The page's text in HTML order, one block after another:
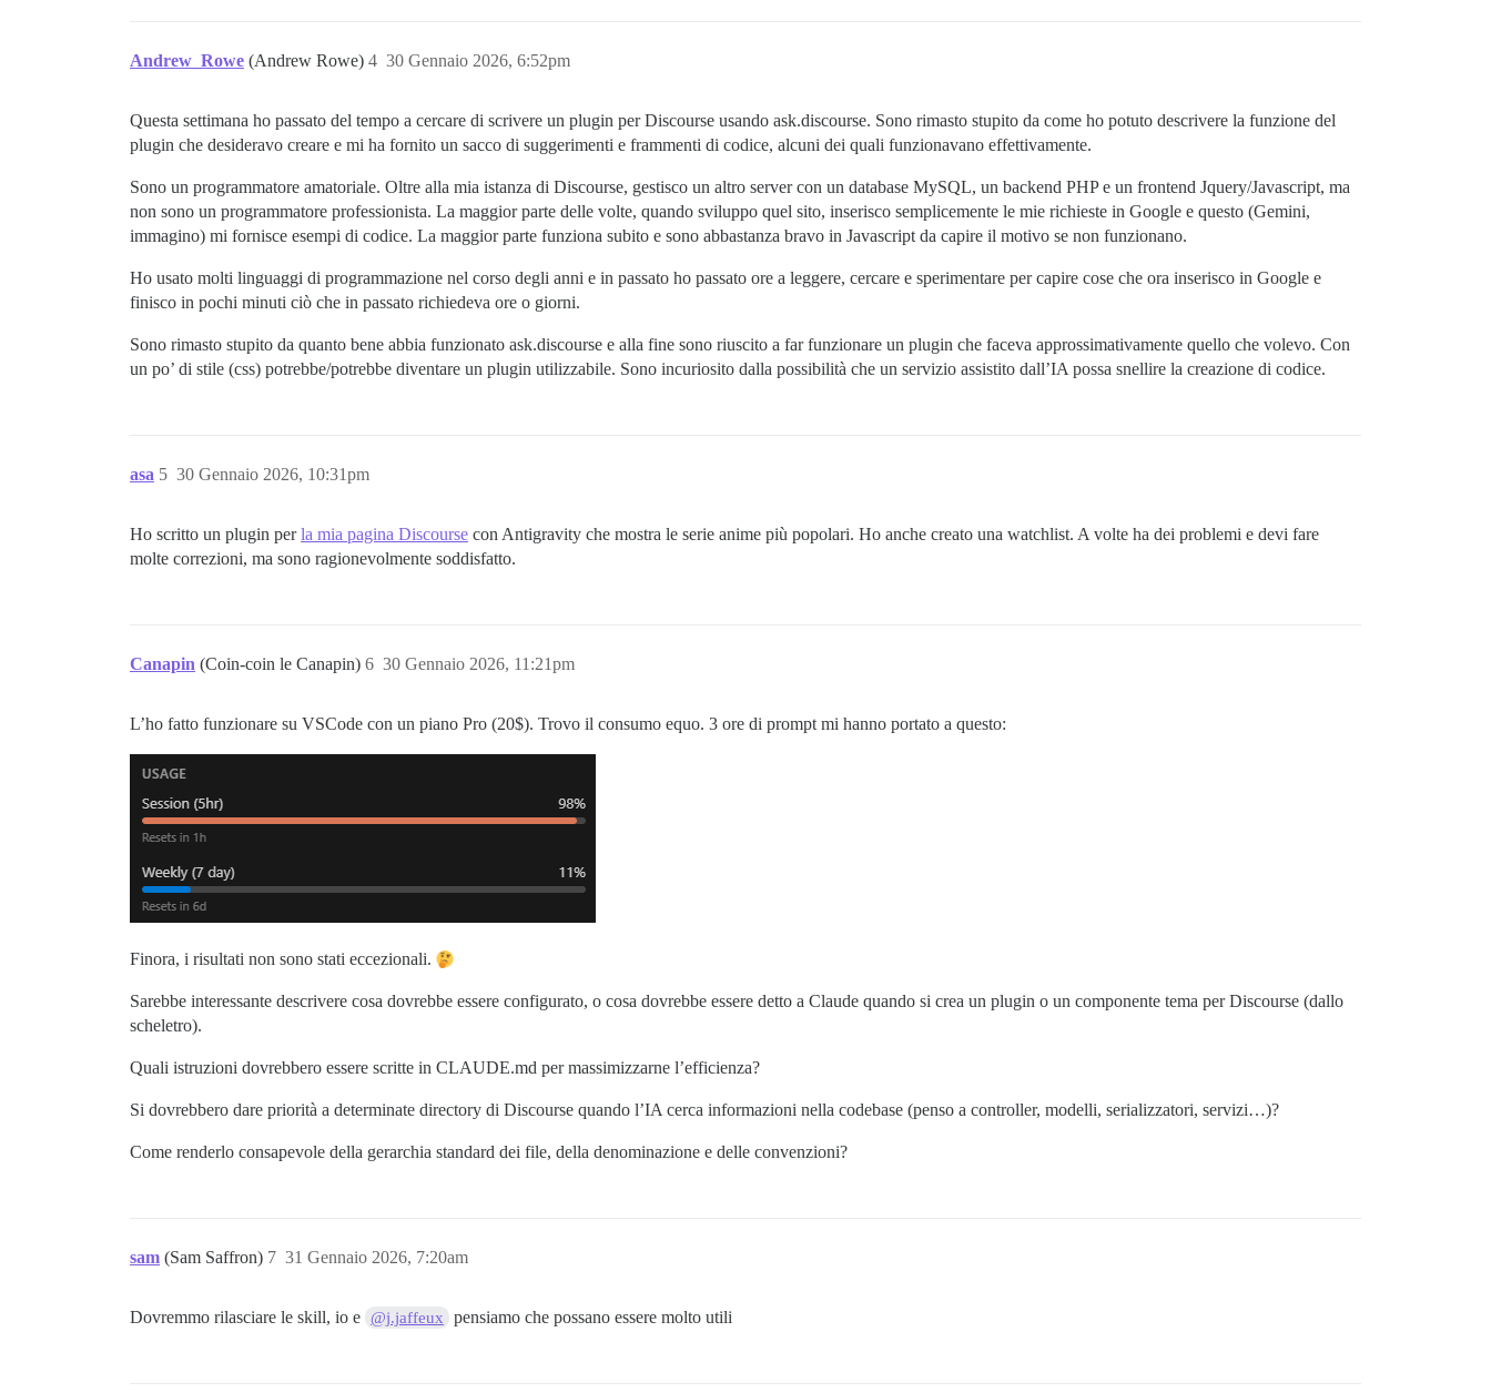
Andrew_Rowe (Andrew Rowe) 30 Gennaio 2026, 6:52pm
4
Questa settimana ho passato del tempo a cercare di scrivere un plugin per Discourse usando ask.discourse. Sono rimasto stupito da come ho potuto descrivere la funzione del
plugin che desideravo creare e mi ha fornito un sacco di suggerimenti e frammenti di codice, alcuni dei quali funzionavano effettivamente.
Sono un programmatore amatoriale. Oltre alla mia istanza di Discourse, gestisco un altro server con un database MySQL, un backend PHP e un frontend Jquery/Javascript, ma
non sono un programmatore professionista. La maggior parte delle volte, quando sviluppo quel sito, inserisco semplicemente le mie richieste in Google e questo (Gemini,
immagino) mi fornisce esempi di codice. La maggior parte funziona subito e sono abbastanza bravo in Javascript da capire il motivo se non funzionano.
Ho usato molti linguaggi di programmazione nel corso degli anni e in passato ho passato ore a leggere, cercare e sperimentare per capire cose che ora inserisco in Google e
finisco in pochi minuti ciò che in passato richiedeva ore o giorni.
Sono rimasto stupito da quanto bene abbia funzionato ask.discourse e alla fine sono riuscito a far funzionare un plugin che faceva approssimativamente quello che volevo. Con
un po’ di stile (css) potrebbe/potrebbe diventare un plugin utilizzabile. Sono incuriosito dalla possibilità che un servizio assistito dall’IA possa snellire la creazione di codice.
asa 30 Gennaio 2026, 10:31pm
5
Ho scritto un plugin perla mia pagina Discourse con Antigravity che mostra le serie anime più popolari. Ho anche creato una watchlist. A volte ha dei problemi e devi fare
molte correzioni, ma sono ragionevolmente soddisfatto.
Canapin (Coin-coin le Canapin) 30 Gennaio 2026, 11:21pm
6
L’ho fatto funzionare su VSCode con un piano Pro (20$). Trovo il consumo equo. 3 ore di prompt mi hanno portato a questo:
Finora, i risultati non sono stati eccezionali.
Sarebbe interessante descrivere cosa dovrebbe essere configurato, o cosa dovrebbe essere detto a Claude quando si crea un plugin o un componente tema per Discourse (dallo
scheletro).
Quali istruzioni dovrebbero essere scritte in CLAUDE.md per massimizzarne l’efficienza?
Si dovrebbero dare priorità a determinate directory di Discourse quando l’IA cerca informazioni nella codebase (penso a controller, modelli, serializzatori, servizi…)?
Come renderlo consapevole della gerarchia standard dei file, della denominazione e delle convenzioni?
sam (Sam Saffron) 31 Gennaio 2026, 7:20am
7
Dovremmo rilasciare le skill, io e @j.jaffeux pensiamo che possano essere molto utili